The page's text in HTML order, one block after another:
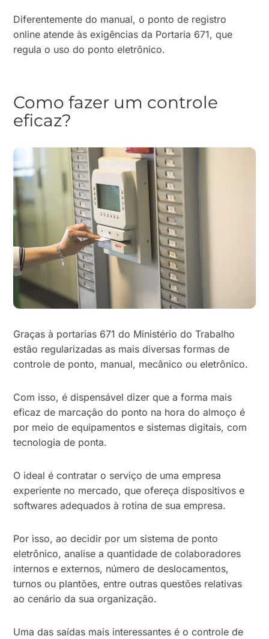
Diferentemente do manual, o ponto de registro
online atende às exigências da Portaria 671, que
regula o uso do ponto eletrônico.
Como fazer um controle
eficaz?
Graças à portarias 671 do Ministério do Trabalho
estão regularizadas as mais diversas formas de
controle de ponto, manual, mecânico ou eletrônico.
Com isso, é dispensável dizer que a forma mais
eficaz de marcação do ponto na hora do almoço é
por meio de equipamentos e sistemas digitais, com
tecnologia de ponta.
O ideal é contratar o serviço de uma empresa
experiente no mercado, que ofereça dispositivos e
softwares adequados à rotina de sua empresa.
Por isso, ao decidir por um sistema de ponto
eletrônico, analise a quantidade de colaboradores
internos e externos, número de deslocamentos,
turnos ou plantões, entre outras questões relativas
ao cenário da sua organização.
Uma das saídas mais interessantes é o controle de